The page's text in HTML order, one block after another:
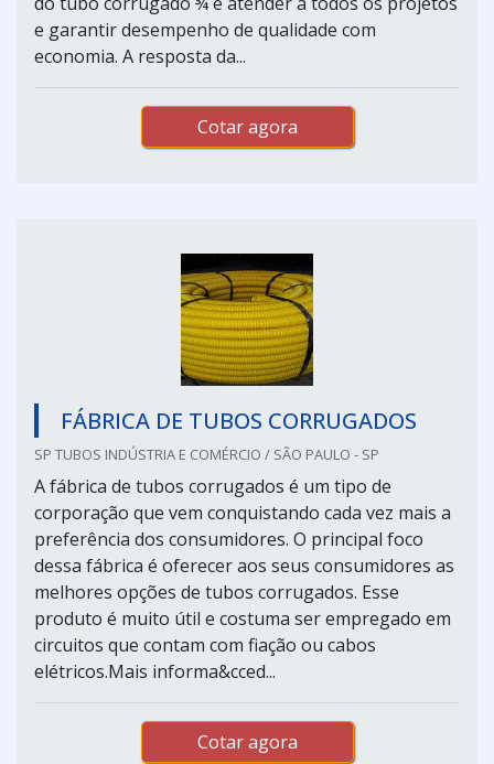
e garantir desempenho de qualidade com
economia. A resposta da...
Cotar agora
FÁBRICA DE TUBOS CORRUGADOS
SP TUBOS INDÚSTRIA E COMÉRCIO / SÃO PAULO - SP
A fábrica de tubos corrugados é um tipo de
corporação que vem conquistando cada vez mais a
preferência dos consumidores. O principal foco
dessa fábrica é oferecer aos seus consumidores as
melhores opções de tubos corrugados. Esse
produto é muito útil e costuma ser empregado em
circuitos que contam com fiação ou cabos
elétricos.Mais informa&cced...
Cotar agora